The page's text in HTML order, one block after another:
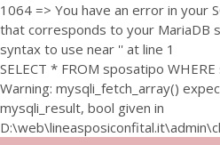
1064 => You have an error in your
that corresponds to your MariaDB
syntax to use near '' at line 1
SELECT * FROM sposatipo
Warning: mysqli_fetch_array()
mysqli_result, bool given in